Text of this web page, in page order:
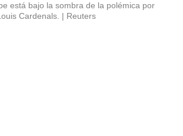
está bajo la sombra de la polémica por
Cardenals.
Reuters